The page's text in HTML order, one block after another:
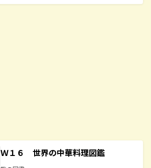
Ｗ１６ 世界の中華料理図鑑